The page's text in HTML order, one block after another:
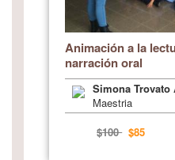
Animación a la
narración oral
Simona Trovato
Maestria
$100$85